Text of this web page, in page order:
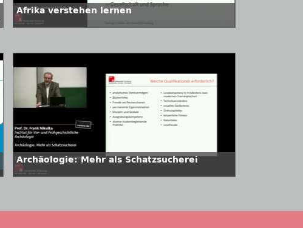
Afrika verstehen lernen
Archäologie: Mehr als Schatzsucherei